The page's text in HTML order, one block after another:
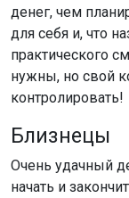
денег, чем
для себя и, что
практического
нужны, но свой
контролировать!
Близнецы
Очень удачный
начать и